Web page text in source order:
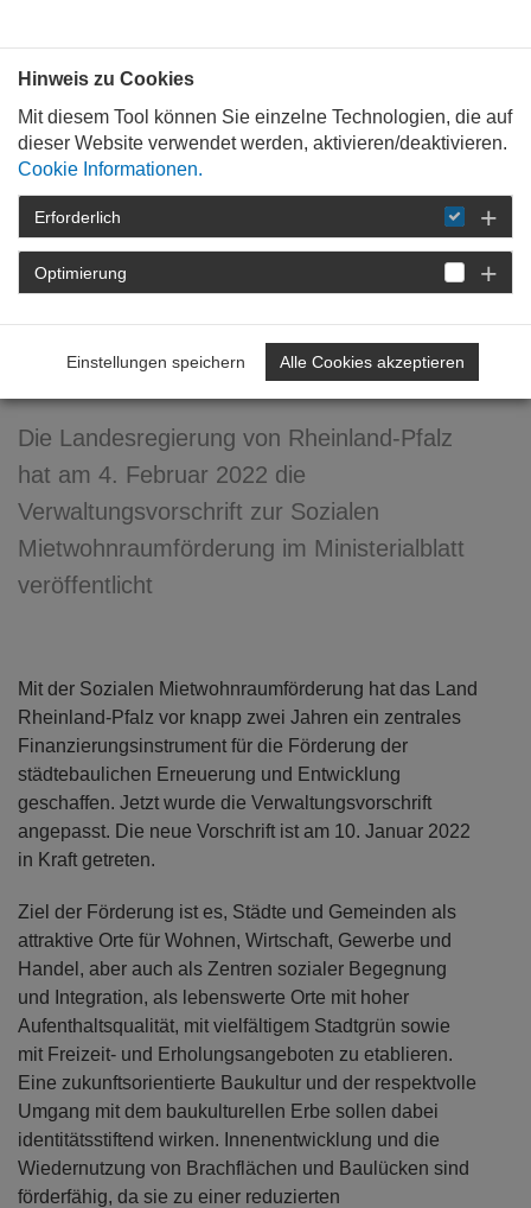
STARTSEITE DETAIL
RLP fördert sozialen
Mietwohnraum
Die Landesregierung von Rheinland-Pfalz
hat am 4. Februar 2022 die
Verwaltungsvorschrift zur Sozialen
Mietwohnraumförderung im Ministerialblatt
veröffentlicht
Mit der Sozialen Mietwohnraumförderung hat das Land
Rheinland-Pfalz vor knapp zwei Jahren ein zentrales
Finanzierungsinstrument für die Förderung der
städtebaulichen Erneuerung und Entwicklung
geschaffen. Jetzt wurde die Verwaltungsvorschrift
angepasst. Die neue Vorschrift ist am 10. Januar 2022
in Kraft getreten.
Ziel der Förderung ist es, Städte und Gemeinden als
attraktive Orte für Wohnen, Wirtschaft, Gewerbe und
Handel, aber auch als Zentren sozialer Begegnung
und Integration, als lebenswerte Orte mit hoher
Aufenthaltsqualität, mit vielfältigem Stadtgrün sowie
mit Freizeit- und Erholungsangeboten zu etablieren.
Eine zukunftsorientierte Baukultur und der respektvolle
Umgang mit dem baukulturellen Erbe sollen dabei
identitätsstiftend wirken. Innenentwicklung und die
Wiedernutzung von Brachflächen und Baulücken sind
förderfähig, da sie zu einer reduzierten
Hinweis zu Cookies
Mit diesem Tool können Sie einzelne Technologien, die auf
dieser Website verwendet werden, aktivieren/deaktivieren.
Cookie Informationen.
Erforderlich
Optimierung
Einstellungen speichern Alle Cookies akzeptieren